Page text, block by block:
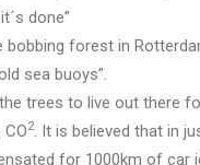
done”
bobbing forest in
sea buoys”.
trees to live out there
2. It is believed that in
for 1000km of car